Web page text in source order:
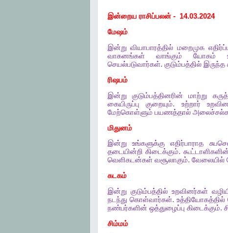
இன்றைய ராசிப்பலன்- 14.03.2024
மேஷம்
இன்று வியாபாரத்தில் மறைமுக
வாகனங்கள்
வாங்கும் யோகம்
செயல்படுவார்கள். குடும்பத்தில் இருந்த
ரிஷபம்
இன்று
குடும்பத்தினரின் மாற்று
கையிருப்பு
குறையும். உற்றார்
மேற்கொள்ளும் பயணத்தால்
மிதுனம்
இன்று
உங்களுக்கு எதிர்பாராத
தடையின்றி கிடைக்கும்.
வெளிகடன்கள் வசூலாகும். வேலையில்
கடகம்
இன்று குடும்பத்தில் உறவினர்கள்
நடந்து கொள்வார்கள். உத்தியோகத்தில்
நண்பர்களின் ஒத்துழைப்பு கிடைக்கும்.
சிம்மம்